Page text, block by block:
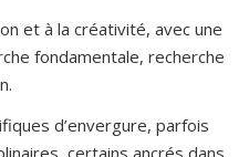
et à la créativité, avec une
fondamentale, recherche
d’envergure, parfois